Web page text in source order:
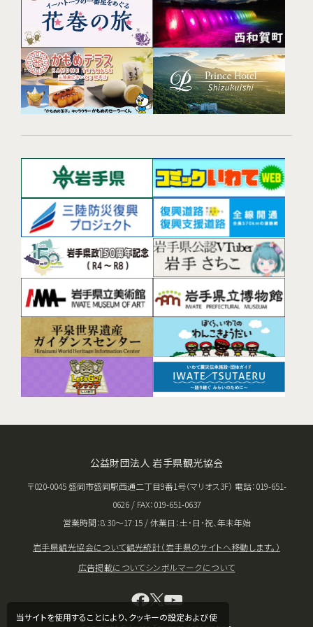
当サイトを使用することにより、クッキーの設定および使
公益財団法人 岩手県観光協会
〒020-0045 盛岡市盛岡駅西通二丁目9番1号（マリオス3F） 電話：019-651-
0626 / FAX：019-651-0637
営業時間：8:30〜17:15 / 休業日：土･日･祝、年末年始
岩手県観光協会について観光統計（岩手県のサイトへ移動します。）
広告掲載についてシンボルマークについて